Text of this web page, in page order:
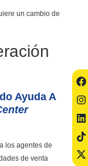
un cambio de
Ayuda A
los agentes de
de venta